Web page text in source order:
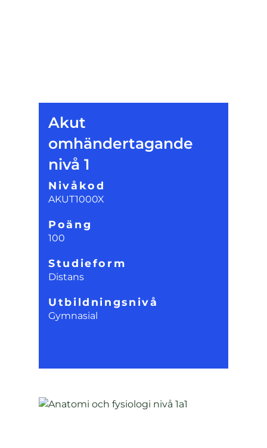
Akut
omhändertagande
nivå 1
Nivåkod
AKUT1000X
Poäng
100
Studieform
Distans
Utbildningsnivå
Gymnasial